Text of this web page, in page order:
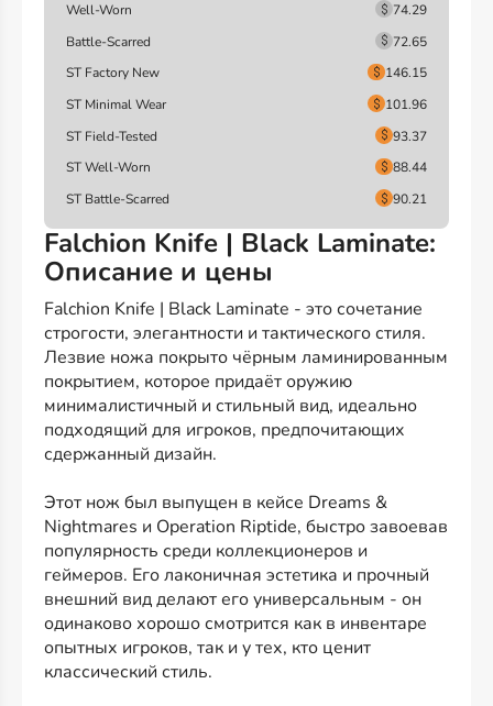
Well-Worn
74.29
Battle-Scarred
72.65
ST Factory New
146.15
ST Minimal Wear
101.96
ST Field-Tested
93.37
ST Well-Worn
88.44
ST Battle-Scarred
90.21
Falchion Knife | Black Laminate:
Описание и цены
Falchion Knife | Black Laminate - это сочетание
строгости, элегантности и тактического стиля.
Лезвие ножа покрыто чёрным ламинированным
покрытием, которое придаёт оружию
минималистичный и стильный вид, идеально
подходящий для игроков, предпочитающих
сдержанный дизайн.
Этот нож был выпущен в кейсе Dreams &
Nightmares и Operation Riptide, быстро завоевав
популярность среди коллекционеров и
геймеров. Его лаконичная эстетика и прочный
внешний вид делают его универсальным - он
одинаково хорошо смотрится как в инвентаре
опытных игроков, так и у тех, кто ценит
классический стиль.